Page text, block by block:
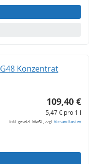
G48 Konzentrat
109,40 €
5,47 € pro 1 l
inkl. gesetzl. MwSt., zzgl.Versandkosten